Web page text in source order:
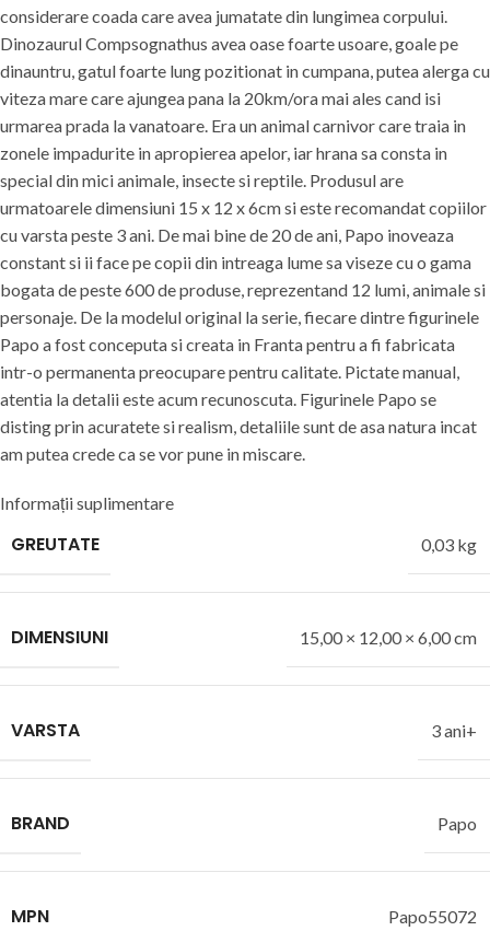
considerare coada care avea jumatate din lungimea corpului.
Dinozaurul Compsognathus avea oase foarte usoare, goale pe
dinauntru, gatul foarte lung pozitionat in cumpana, putea alerga cu
viteza mare care ajungea pana la 20km/ora mai ales cand isi
urmarea prada la vanatoare. Era un animal carnivor care traia in
zonele impadurite in apropierea apelor, iar hrana sa consta in
special din mici animale, insecte si reptile. Produsul are
urmatoarele dimensiuni 15 x 12 x 6cm si este recomandat copiilor
cu varsta peste 3 ani. De mai bine de 20 de ani, Papo inoveaza
constant si ii face pe copii din intreaga lume sa viseze cu o gama
bogata de peste 600 de produse, reprezentand 12 lumi, animale si
personaje. De la modelul original la serie, fiecare dintre figurinele
Papo a fost conceputa si creata in Franta pentru a fi fabricata
intr-o permanenta preocupare pentru calitate. Pictate manual,
atentia la detalii este acum recunoscuta. Figurinele Papo se
disting prin acuratete si realism, detaliile sunt de asa natura incat
am putea crede ca se vor pune in miscare.
Informații suplimentare
GREUTATE 0,03 kg
DIMENSIUNI 15,00 × 12,00 × 6,00 cm
VARSTA 3 ani+
BRAND Papo
MPN Papo55072